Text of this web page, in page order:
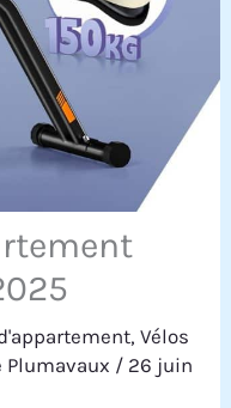
,Vélos
Plumavaux / 26 juin